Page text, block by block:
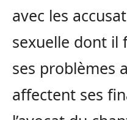
avec les
sexuelle dont il
ses problèmes
affectent ses